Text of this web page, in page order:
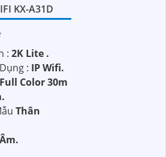
KX-A31D
: 2K Lite .
: IP Wifi.
Full Color 30m
Thân